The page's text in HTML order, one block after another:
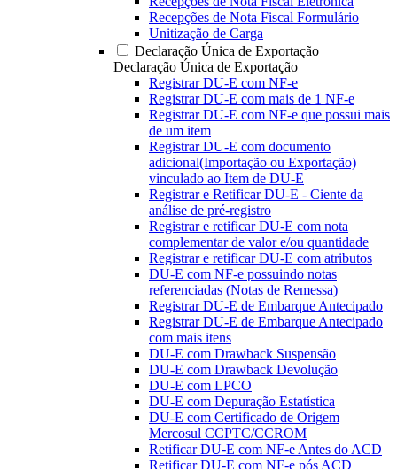
Recepções de Nota Fiscal Formulário
Unitização de Carga
Declaração Única de Exportação
Declaração Única de Exportação
Registrar DU-E com NF-e
Registrar DU-E com mais de 1 NF-e
Registrar DU-E com NF-e que possui mais
de um item
Registrar DU-E com documento
adicional(Importação ou Exportação)
vinculado ao Item de DU-E
Registrar e Retificar DU-E - Ciente da
análise de pré-registro
Registrar e retificar DU-E com nota
complementar de valor e/ou quantidade
Registrar e retificar DU-E com atributos
DU-E com NF-e possuindo notas
referenciadas (Notas de Remessa)
Registrar DU-E de Embarque Antecipado
Registrar DU-E de Embarque Antecipado
com mais itens
DU-E com Drawback Suspensão
DU-E com Drawback Devolução
DU-E com LPCO
DU-E com Depuração Estatística
DU-E com Certificado de Origem
Mercosul CCPTC/CCROM
Retificar DU-E com NF-e Antes do ACD
Retificar DU-E com NF-e pós ACD